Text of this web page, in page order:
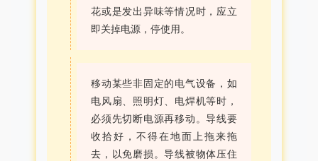
花或是发出异味等情况时，应立
即关掉电源，停使用。
移动某些非固定的电气设备，如
电风扇、照明灯、电焊机等时，
必须先切断电源再移动。导线要
收拾好，不得在地面上拖来拖
去，以免磨损。导线被物体压住